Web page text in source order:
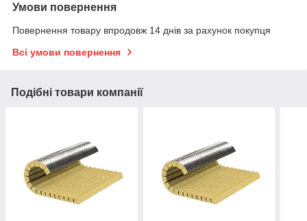
Умови повернення
Повернення товару впродовж 14 днів за рахунок покупця
Всі умови повернення
Подібні товари компанії